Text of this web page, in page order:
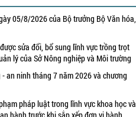
05/8/2026 của Bộ trưởng Bộ Văn hóa,
sửa đổi, bổ sung lĩnh vực trồng trọt
lý của Sở Nông nghiệp và Môi trường
an ninh tháng 7 năm 2026 và chương
pháp luật trong lĩnh vực khoa học và